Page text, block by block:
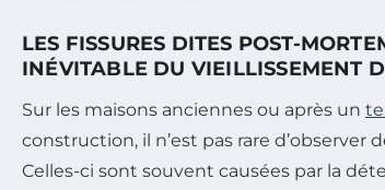
LES FISSURES DITES POST-
INÉVITABLE DU VIEILLISSEMENT
Sur les maisons anciennes ou après un
construction, il n’est pas rare
Celles-ci sont souvent causées par la